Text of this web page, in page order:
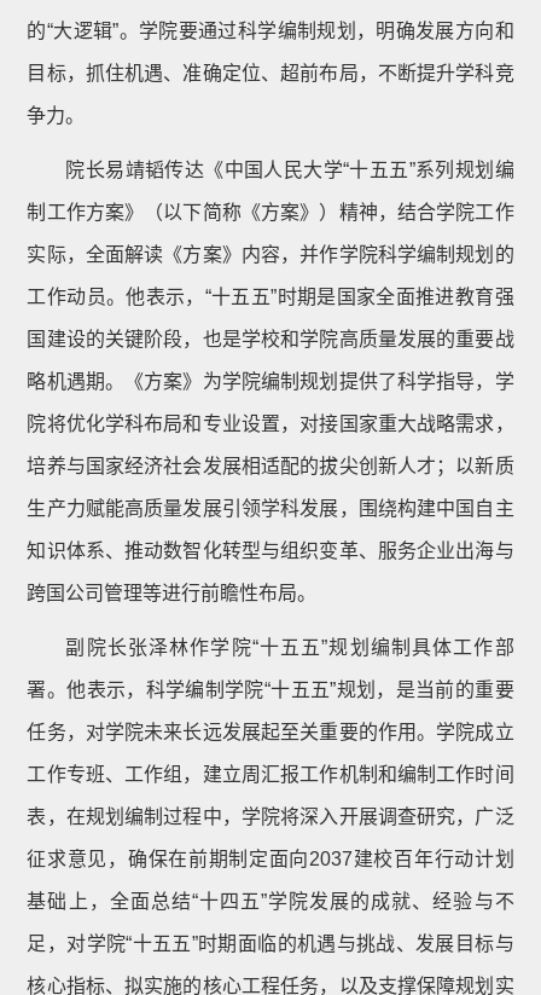
的“大逻辑”。学院要通过科学编制规划，明确发展方向和
目标，抓住机遇、准确定位、超前布局，不断提升学科竞
争力。
院长易靖韬传达《中国人民大学“十五五”系列规划编
制工作方案》（以下简称《方案》）精神，结合学院工作
实际，全面解读《方案》内容，并作学院科学编制规划的
工作动员。他表示，“十五五”时期是国家全面推进教育强
国建设的关键阶段，也是学校和学院高质量发展的重要战
略机遇期。《方案》为学院编制规划提供了科学指导，学
院将优化学科布局和专业设置，对接国家重大战略需求，
培养与国家经济社会发展相适配的拔尖创新人才；以新质
生产力赋能高质量发展引领学科发展，围绕构建中国自主
知识体系、推动数智化转型与组织变革、服务企业出海与
跨国公司管理等进行前瞻性布局。
副院长张泽林作学院“十五五”规划编制具体工作部
署。他表示，科学编制学院“十五五”规划，是当前的重要
任务，对学院未来长远发展起至关重要的作用。学院成立
工作专班、工作组，建立周汇报工作机制和编制工作时间
表，在规划编制过程中，学院将深入开展调查研究，广泛
征求意见，确保在前期制定面向2037建校百年行动计划
基础上，全面总结“十四五”学院发展的成就、经验与不
足，对学院“十五五”时期面临的机遇与挑战、发展目标与
核心指标、拟实施的核心工程任务，以及支撑保障规划实